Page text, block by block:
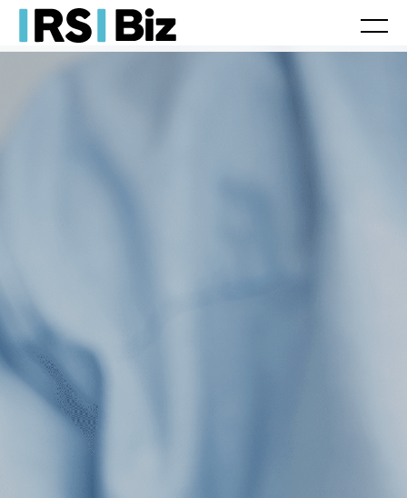
Actualidad
Laboral
Fiscal/Contable
Franquicias
Jurídico